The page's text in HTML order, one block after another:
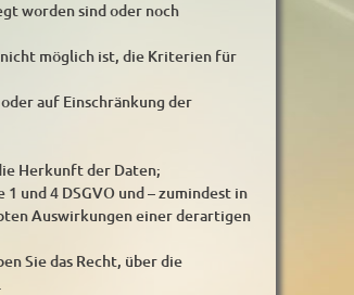
worden sind oder noch
möglich ist, die Kriterien für
auf Einschränkung der
Herkunft der Daten;
und 4 DSGVO und – zumindest in
Auswirkungen einer derartigen
Sie das Recht, über die